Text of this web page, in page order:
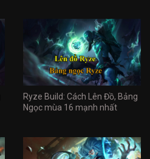
Ryze Build: Cách Lên Đồ, Bảng
Ngọc mùa 16 mạnh nhất